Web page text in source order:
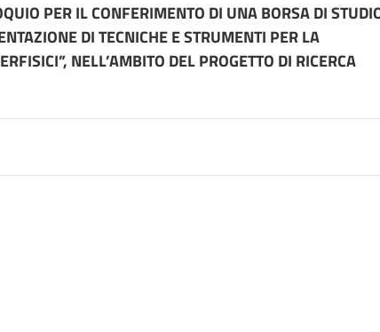
PER IL CONFERIMENTO DI UNA BORSA DI
DI TECNICHE E STRUMENTI PER LA
NELL’AMBITO DEL PROGETTO DI RICERCA